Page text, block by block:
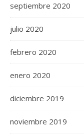
septiembre 2020
julio 2020
febrero 2020
enero 2020
diciembre 2019
noviembre 2019